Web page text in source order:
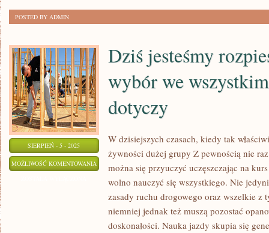
POSTED BY ADMIN
SIERPIEŃ - 5 - 2025
MOŻLIWOŚĆ KOMENTOWANIA
JESTEŚMY
ROZPIESZCZENI
PRZEZ
WYBÓR
Dziś jesteśmy
wybór we
dotyczy
W dzisiejszych czasach, kiedy tak
żywności dużej grupy Z pewnością nie
można się przyuczyć uczęszczając na
wolno nauczyć się wszystkiego. Nie
zasady ruchu drogowego oraz wszelkie z
niemniej jednak też muszą pozostać
doskonałości. Nauka jazdy skupia się